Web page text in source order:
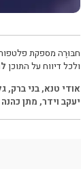
חבּוּרֶה מספקת
ולכל דיווח על התוכן
אודי טנא,בני ברק,
יעקב וידר, מתן כהנה